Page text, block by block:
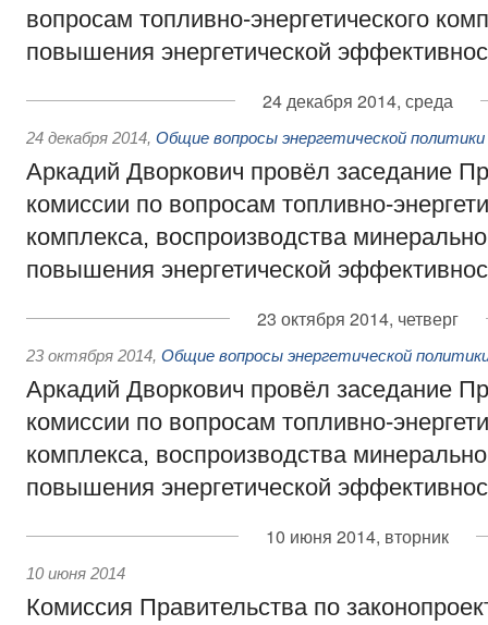
вопросам топливно-энергетического
повышения энергетической
24 декабря 2014, среда
24 декабря 2014, Общие вопросы энергетической политики
Аркадий Дворкович провёл заседание
комиссии по вопросам топливно-
комплекса, воспроизводства
повышения энергетической
23 октября 2014, четверг
23 октября 2014, Общие вопросы энергетической
Аркадий Дворкович провёл заседание
комиссии по вопросам топливно-
комплекса, воспроизводства
повышения энергетической
10 июня 2014, вторник
10 июня 2014
Комиссия Правительства по